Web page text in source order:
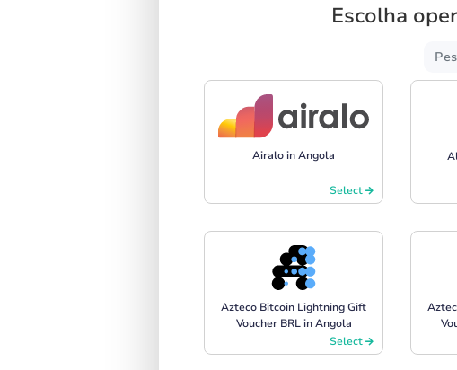
Escolha
Airalo in Angola
Select
Azteco Bitcoin Lightning Gift
Voucher BRL in Angola
Select